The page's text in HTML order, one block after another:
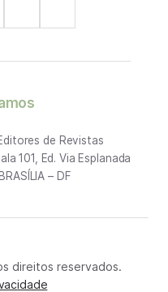
de Revistas
101, Ed. Via Esplanada
– DF
direitos reservados.